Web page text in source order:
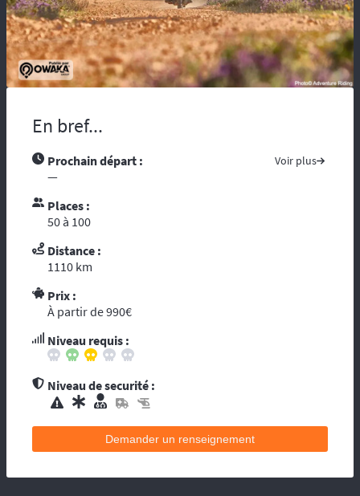
En bref...
Prochain départ : Voir plus
—
Places :
50 à 100
Distance :
1110 km
Prix :
À partir de 990€
Niveau requis :
Niveau de securité :
maladie, vous risquez d’être coupés du
monde et de tous moyens de secours.
Compter sur l’assistance des autochtones
n’est pas toujours aisée …. Nous vous
recommandons de partir avec tous les
disponibles sur les pays traversés, prenez
avec vous les guides touristiques comme : «
crise mondiale, consultez le site du ministère
couverture à 100%, donc il est fortement
d’un téléphone ou d’une balise satellitaire.
vous vous reposez sur l’ouvreur et le
fermeur qui ont les compétences
d’intervention des premiers secours et les
L’organisation dispose de médecin(s), et
d’une équipe médicale. Ils se répartissent sur
le circuit, ou suivent la progression de la
course. La balise satellitaire est fortement
Demander un renseignement